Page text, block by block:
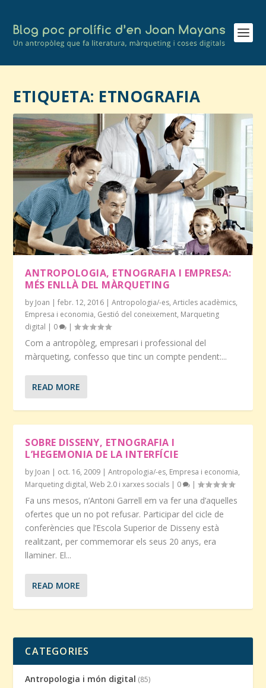
ETIQUETA: ETNOGRAFIA
ANTROPOLOGIA, ETNOGRAFIA I EMPRESA:
MÉS ENLLÀ DEL MÀRQUETING
by Joan |febr. 12, 2016 |Antropologia/-es,Articles acadèmics,
Empresa i economia, Gestió del coneixement, Marqueting
digital | 0 |
Com a antropòleg, empresari i professional del
màrqueting, confesso que tinc un compte pendent:...
READ MORE
SOBRE DISSENY, ETNOGRAFIA I
L’HEGEMONIA DE LA INTERFÍCIE
by Joan | oct. 16, 2009 |Antropologia/-es, Empresa i economia,
Marqueting digital,Web 2.0 i xarxes socials | 0 |
Fa uns mesos, n’Antoni Garrell em va fer una d’aquelles
ofertes que un no pot refusar. Participar del cicle de
conferències que l’Escola Superior de Disseny està
realitzant, per commemorar els seus 20 anys, era
llaminer. El...
READ MORE
CATEGORIES
Antropologia i món digital (85)